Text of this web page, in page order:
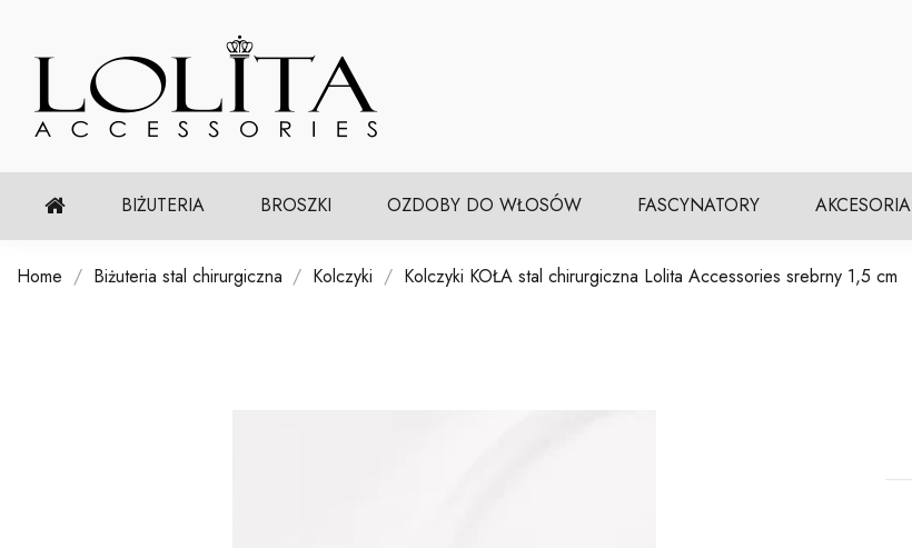
BIŻUTERIA BROSZKI OZDOBY DO WŁOSÓW FASCYNATORY AKCESORIA
Home Biżuteria stal chirurgiczna Kolczyki Kolczyki KOŁA stal chirurgiczna Lolita Accessories srebrny 1,5 cm